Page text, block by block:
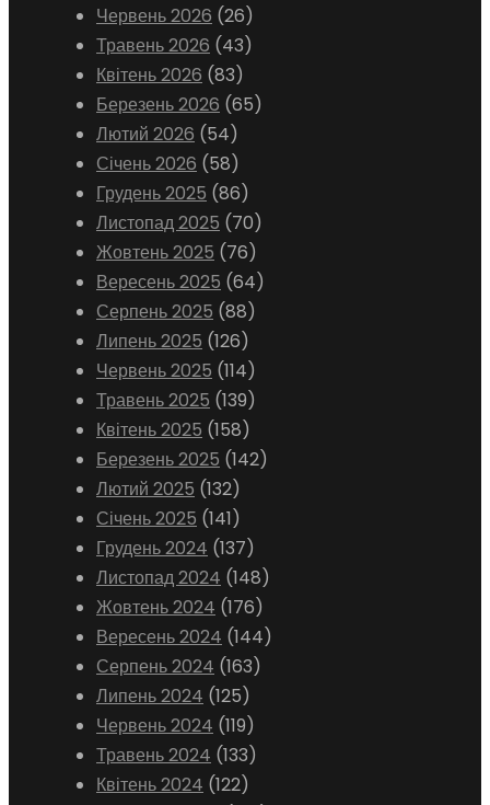
Червень 2026 (26)
Травень 2026 (43)
Квітень 2026 (83)
Березень 2026 (65)
Лютий 2026 (54)
Січень 2026 (58)
Грудень 2025 (86)
Листопад 2025 (70)
Жовтень 2025 (76)
Вересень 2025 (64)
Серпень 2025 (88)
Липень 2025 (126)
Червень 2025 (114)
Травень 2025 (139)
Квітень 2025 (158)
Березень 2025 (142)
Лютий 2025 (132)
Січень 2025 (141)
Грудень 2024 (137)
Листопад 2024 (148)
Жовтень 2024 (176)
Вересень 2024 (144)
Серпень 2024 (163)
Липень 2024 (125)
Червень 2024 (119)
Травень 2024 (133)
Квітень 2024 (122)